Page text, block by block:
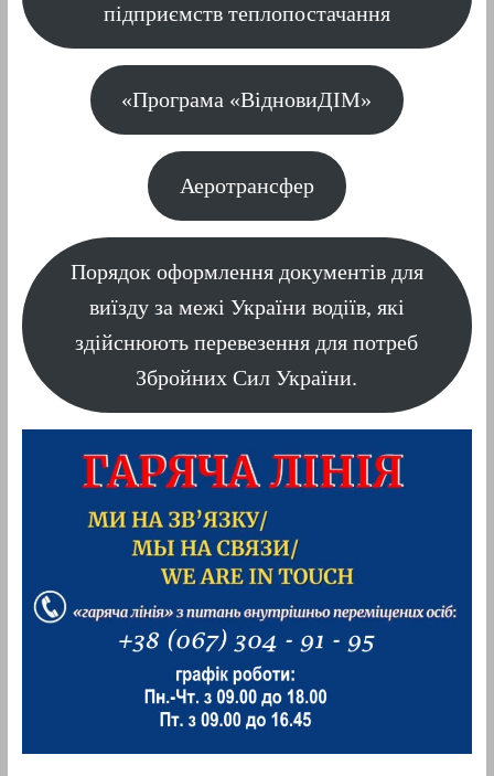
підприємств теплопостачання
«Програма «ВідновиДІМ»
Аеротрансфер
Порядок оформлення документів для
виїзду за межі України водіїв, які
здійснюють перевезення для потреб
Збройних Сил України.